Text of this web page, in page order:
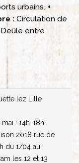
urbains. +
: Circulation de
entre
lez Lille
mai : 14h-18h;
2018 rue de
du 1/04 au
les 12 et 13